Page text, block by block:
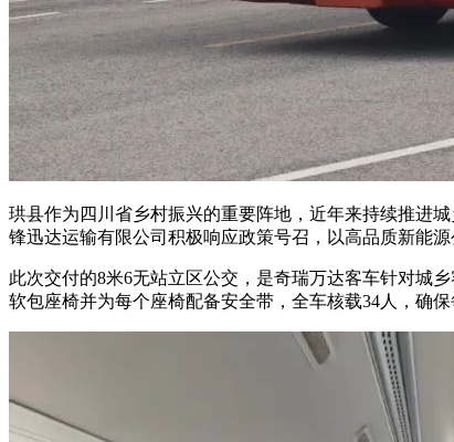
珙县作为四川省乡村振兴的重要阵地，近年来持续推进
锋迅达运输有限公司积极响应政策号召，以高品质新能
此次交付的8米6无站立区公交，是奇瑞万达客车针对城
软包座椅并为每个座椅配备安全带，全车核载34人，确